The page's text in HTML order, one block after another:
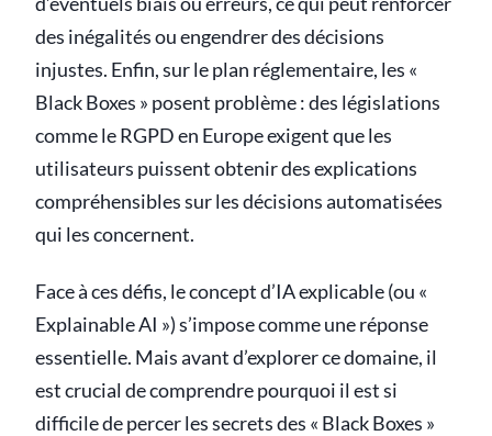
des inégalités ou engendrer des décisions
injustes. Enfin, sur le plan réglementaire, les «
Black Boxes » posent problème : des législations
comme le RGPD en Europe exigent que les
utilisateurs puissent obtenir des explications
compréhensibles sur les décisions automatisées
qui les concernent.
Face à ces défis, le concept d’IA explicable (ou «
Explainable AI ») s’impose comme une réponse
essentielle. Mais avant d’explorer ce domaine, il
est crucial de comprendre pourquoi il est si
difficile de percer les secrets des « Black Boxes »